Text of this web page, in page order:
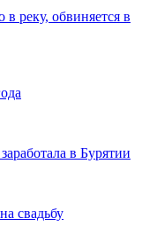
реку, обвиняется в
в Бурятии
свадьбу